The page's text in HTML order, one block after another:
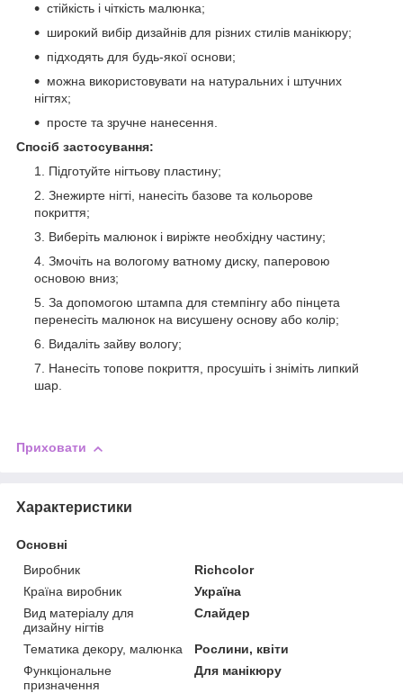
стійкість і чіткість малюнка;
широкий вибір дизайнів для різних стилів манікюру;
підходять для будь-якої основи;
можна використовувати на натуральних і штучних
нігтях;
просте та зручне нанесення.
Спосіб застосування:
Підготуйте нігтьову пластину;
Знежирте нігті, нанесіть базове та кольорове
покриття;
Виберіть малюнок і виріжте необхідну частину;
Змочіть на вологому ватному диску, паперовою
основою вниз;
За допомогою штампа для стемпінгу або пінцета
перенесіть малюнок на висушену основу або колір;
Видаліть зайву вологу;
Нанесіть топове покриття, просушіть і зніміть липкий
шар.
Приховати
Характеристики
Основні
Виробник
Richcolor
Країна виробник
Україна
Вид матеріалу для
дизайну нігтів
Слайдер
Тематика декору, малюнка
Рослини, квіти
Функціональне
призначення
Для манікюру